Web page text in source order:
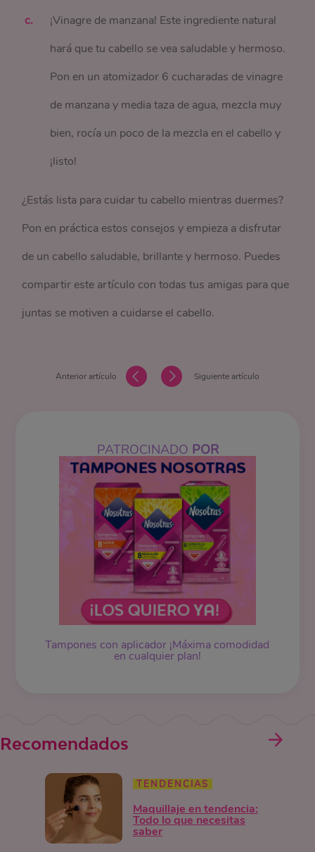
¡Vinagre de manzana! Este ingrediente natural
hará que tu cabello se vea saludable y hermoso.
Pon en un atomizador 6 cucharadas de vinagre
de manzana y media taza de agua, mezcla muy
bien, rocía un poco de la mezcla en el cabello y
¡listo!
¿Estás lista para cuidar tu cabello mientras duermes?
Pon en práctica estos consejos y empieza a disfrutar
de un cabello saludable, brillante y hermoso. Puedes
compartir este artículo con todas tus amigas para que
juntas se motiven a cuidarse el cabello.
Anterior artículo Siguiente artículo
PATROCINADO POR
Tampones con aplicador ¡Máxima comodidad
en cualquier plan!
Recomendados
TENDENCIAS
Maquillaje en tendencia:
Todo lo que necesitas
saber